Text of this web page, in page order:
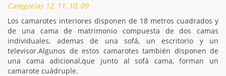
Categorías 12, 11, 10, 09
Los camarotes interiores disponen de 18 metros cuadrados y
de una cama de matrimonio compuesta de dos camas
individuales, ademas de una sofá, un escritorio y un
televisor.Algunos de estos camarotes también disponen de
una cama adicional,que junto al sofá cama, forman un
camarote cuádruple.